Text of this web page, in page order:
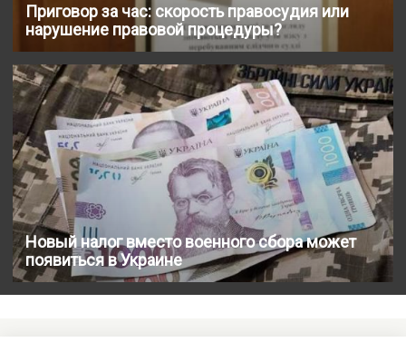
Приговор за час: скорость правосудия или
нарушение правовой процедуры?
Новый налог вместо военного сбора может
появиться в Украине